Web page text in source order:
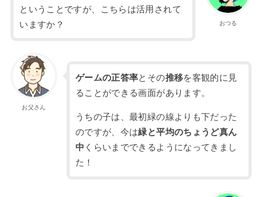
おつる
ということですが、こちらは活用されて
いますか？
お父さん
ゲームの正答率とその推移を客観的に見
ることができる画面があります。
うちの子は、最初緑の線よりも下だった
のですが、今は緑と平均のちょうど真ん
中 くらいまでできるようになってきまし
た！